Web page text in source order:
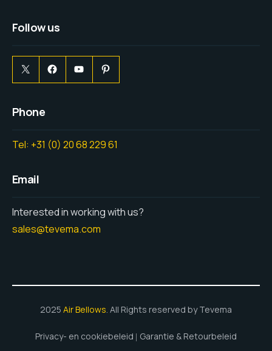
Follow us
Phone
Tel: +31 (0) 20 68 229 61
Email
Interested in working with us?
sales@tevema.com
2025 Air Bellows. All Rights reserved by Tevema
Privacy- en cookiebeleid Garantie & Retourbeleid